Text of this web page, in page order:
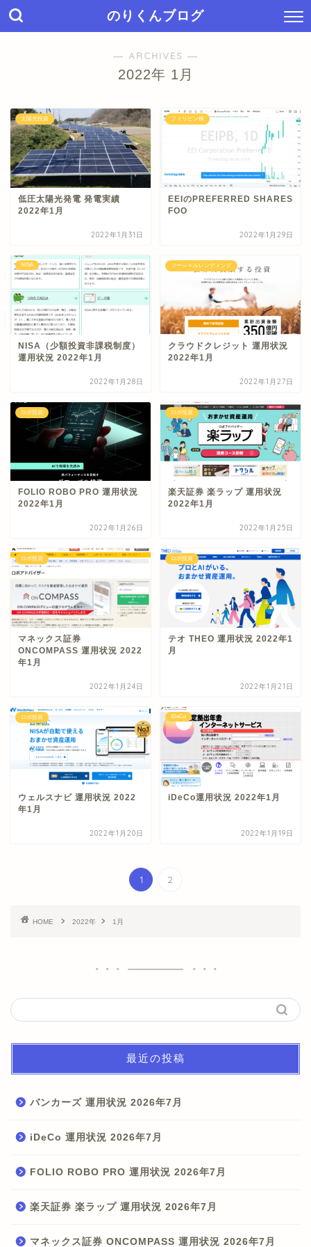
のりくんブログ
― ARCHIVES ―
2022年 1月
太陽光投資
低圧太陽光発電 発電実績
2022年1月
2022年1月31日
フィリピン株
EEIのPREFERRED SHARES
FOO
2022年1月29日
NISA
NISA（少額投資非課税制度）
運用状況 2022年1月
2022年1月28日
ソーシャルレンディング
クラウドクレジット 運用状況
2022年1月
2022年1月27日
ロボ投資
FOLIO ROBO PRO 運用状況
2022年1月
2022年1月26日
ロボ投資
楽天証券 楽ラップ 運用状況
2022年1月
2022年1月25日
ロボ投資
マネックス証券
ONCOMPASS 運用状況 2022
年1月
2022年1月24日
ロボ投資
テオ THEO 運用状況 2022年1
月
2022年1月21日
ロボ投資
ウェルスナビ 運用状況 2022
年1月
2022年1月20日
iDeCo
iDeCo運用状況 2022年1月
2022年1月19日
1 2
HOME 2022年 1月
最近の投稿
バンカーズ 運用状況 2026年7月
iDeCo 運用状況 2026年7月
FOLIO ROBO PRO 運用状況 2026年7月
楽天証券 楽ラップ 運用状況 2026年7月
マネックス証券 ONCOMPASS 運用状況 2026年7月